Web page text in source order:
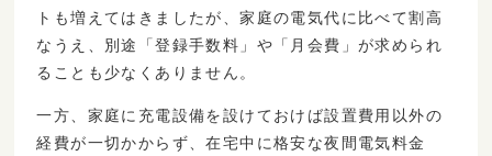
トも増えてはきましたが、家庭の電気代に比べて割高
なうえ、別途「登録手数料」や「月会費」が求められ
ることも少なくありません。
一方、家庭に充電設備を設けておけば設置費用以外の
経費が一切かからず、在宅中に格安な夜間電気料金